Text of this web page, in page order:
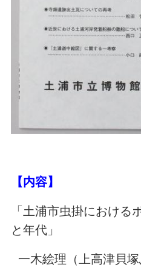
【内容】
「土浦市虫掛における
と年代」
一木絵理（上高津貝